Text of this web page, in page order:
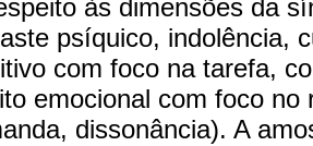
às dimensões da
psíquico, indolência,
com foco na tarefa,
emocional com foco no
dissonância). A